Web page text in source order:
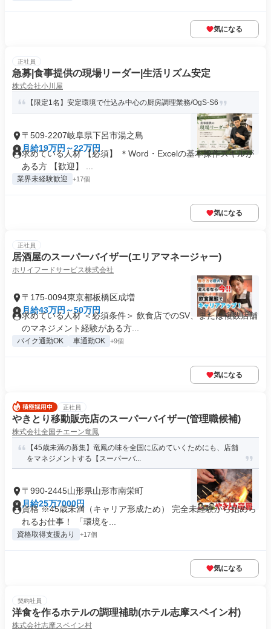
気になる
正社員
急募|食事提供の現場リーダー|生活リズム安定
株式会社小川屋
【限定1名】安定環境で仕込み中心の厨房調理業務/OgS-S6
〒509-2207岐阜県下呂市湯之島
月給19万円～22万円
求めている人材 【必須】 ＊Word・Excelの基本操作スキルが
ある方 【歓迎】 ...
業界未経験歓迎 +17個
気になる
正社員
居酒屋のスーパーバイザー(エリアマネージャー)
ホリイフードサービス株式会社
〒175-0094東京都板橋区成増
月給43万円～50万円
求めている人材 ＜必須条件＞ 飲食店でのSV、または複数店舗
のマネジメント経験がある方...
バイク通勤OK 車通勤OK +9個
気になる
正社員
やきとり移動販売店のスーパーバイザー(管理職候補)
株式会社全国チエーン竜鳳
【45歳未満の募集】竜鳳の味を全国に広めていくためにも、店舗
をマネジメントする【スーパーバ...
〒990-2445山形県山形市南栄町
月給25万7000円
資格 ※45歳未満（キャリア形成ため） 完全未経験から始めら
れるお仕事！ 「環境を...
資格取得支援あり +17個
気になる
契約社員
洋食を作るホテルの調理補助(ホテル志摩スペイン村)
株式会社志摩スペイン村